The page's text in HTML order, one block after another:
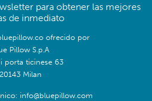
para obtener las mejores
de inmediato
ofrecido por
Pillow S.p.A
porta ticinese 63
20143 Milan
info@bluepillow.com